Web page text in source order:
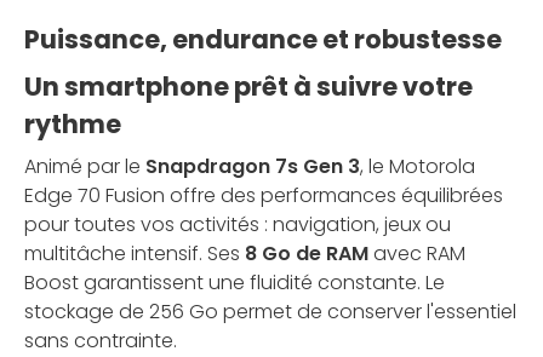
Puissance, endurance et robustesse
Un smartphone prêt à suivre votre
rythme
Animé par le Snapdragon 7s Gen 3, le Motorola
Edge 70 Fusion offre des performances équilibrées
pour toutes vos activités : navigation, jeux ou
multitâche intensif. Ses 8 Go de RAMavec RAM
Boost garantissent une fluidité constante. Le
stockage de 256 Go permet de conserver l'essentiel
sans contrainte.